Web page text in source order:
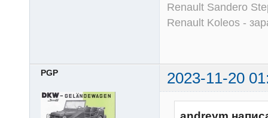
Renault Sandero
Renault Koleos -
PGP 2023-11-20